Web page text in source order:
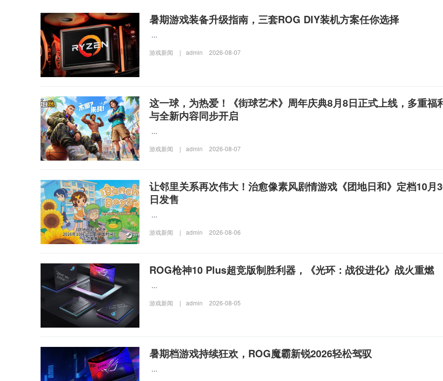
暑期游戏装备升级指南，三套ROG DIY装机方案任你选择
...
游戏新闻 | admin 2026-08-07
这一球，为热爱！《街球艺术》周年庆典8月8日正式上线，多重福
与全新内容同步开启
...
游戏新闻 | admin 2026-08-07
让邻里关系再次伟大！治愈像素风剧情游戏《团地日和》定档10月
日发售
...
游戏新闻 | admin 2026-08-06
ROG枪神10 Plus超竞版制胜利器，《光环：战役进化》战火重燃
...
游戏新闻 | admin 2026-08-05
暑期档游戏持续狂欢，ROG魔霸新锐2026轻松驾驭
...